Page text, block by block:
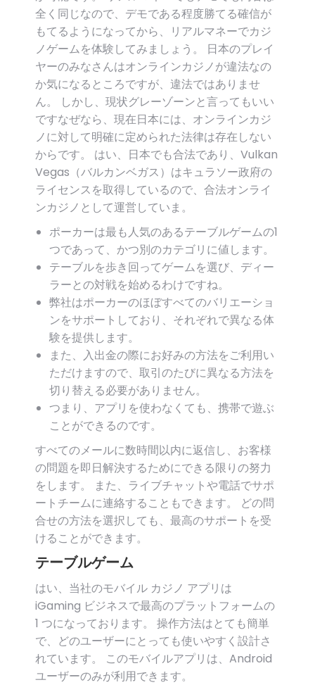
全く同じなので、デモである程度勝てる確信が
もてるようになってから、リアルマネーでカジ
ノゲームを体験してみましょう。 日本のプレイ
ヤーのみなさんはオンラインカジノが違法なの
か気になるところですが、違法ではありませ
ん。 しかし、現状グレーゾーンと言ってもいい
ですなぜなら、現在日本には、オンラインカジ
ノに対して明確に定められた法律は存在しない
からです。 はい、日本でも合法であり、Vulkan
Vegas（バルカンベガス）はキュラソー政府の
ライセンスを取得しているので、合法オンライ
ンカジノとして運営していま。
ポーカーは最も人気のあるテーブルゲームの1
つであって、かつ別のカテゴリに値します。
テーブルを歩き回ってゲームを選び、ディー
ラーとの対戦を始めるわけですね。
弊社はポーカーのほぼすべてのバリエーショ
ンをサポートしており、それぞれで異なる体
験を提供します。
また、入出金の際にお好みの方法をご利用い
ただけますので、取引のたびに異なる方法を
切り替える必要がありません。
つまり、アプリを使わなくても、携帯で遊ぶ
ことができるのです。
すべてのメールに数時間以内に返信し、お客様
の問題を即日解決するためにできる限りの努力
をします。 また、ライブチャットや電話でサポ
ートチームに連絡することもできます。 どの問
合せの方法を選択しても、最高のサポートを受
けることができます。
テーブルゲーム
はい、当社のモバイル カジノ アプリは
iGaming ビジネスで最高のプラットフォームの
1 つになっております。 操作方法はとても簡単
で、どのユーザーにとっても使いやすく設計さ
れています。 このモバイルアプリは、Android
ユーザーのみが利用できます。